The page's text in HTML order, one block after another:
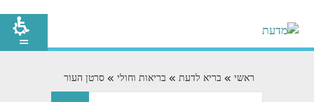
ראשי בריא לדעת בריאות וחולי סרטן העור